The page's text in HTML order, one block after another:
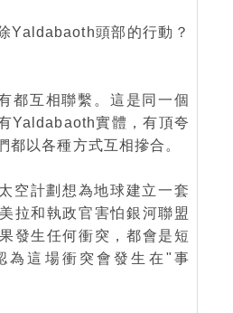
Yaldabaoth頭部的行動？
都互相聯繫。這是同一個
Yaldabaoth實體，有頂夸
都以各種方式互相摻合。
空計劃想為地球建立一套
拉和執政官害怕銀河聯盟
發生任何衝突，都會是短
為這場衝突會發生在"事